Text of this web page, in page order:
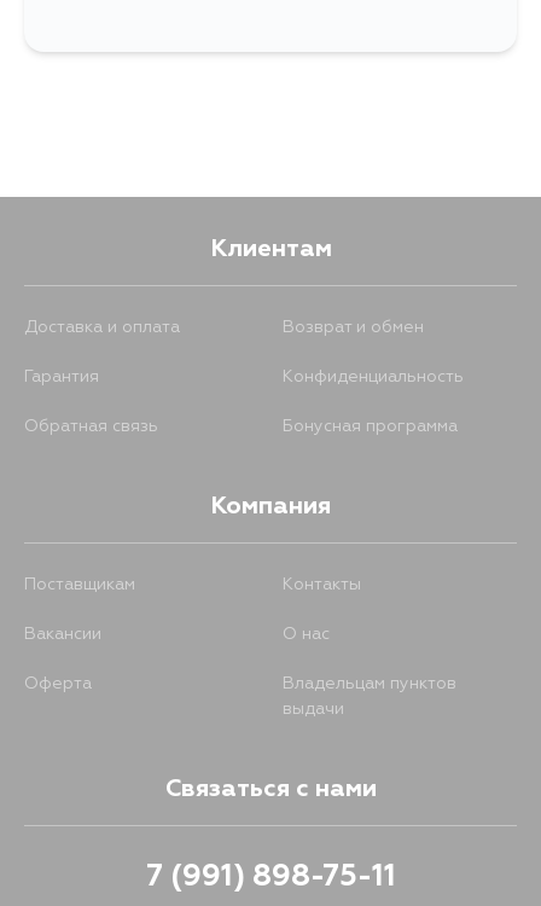
Клиентам
Доставка и оплата Возврат и обмен
Гарантия Конфиденциальность
Обратная связь Бонусная программа
Компания
Поставщикам Контакты
Вакансии О нас
Оферта
Владельцам пунктов
выдачи
Связаться с нами
7 (991) 898-75-11